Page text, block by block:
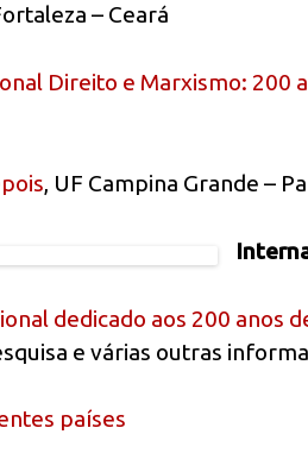
– Ceará
Direito e Marxismo: 200
, UF Campina Grande –
dedicado aos 200 anos
e várias outras
países